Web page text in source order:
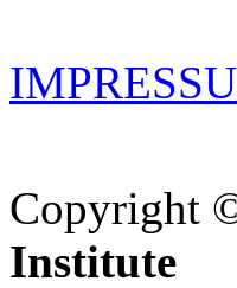
Copyright
Institute